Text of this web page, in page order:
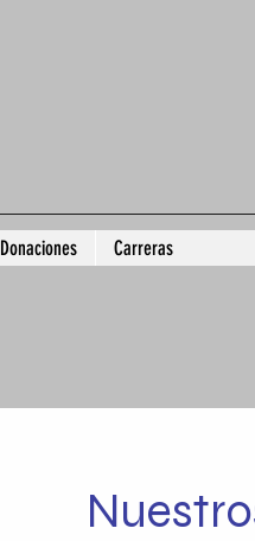
Donaciones Carreras